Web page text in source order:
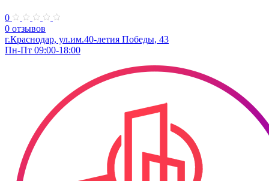
0
0 отзывов
г.Краснодар, ​ул.им.40-летия Победы, 43
Пн-Пт 09:00-18:00